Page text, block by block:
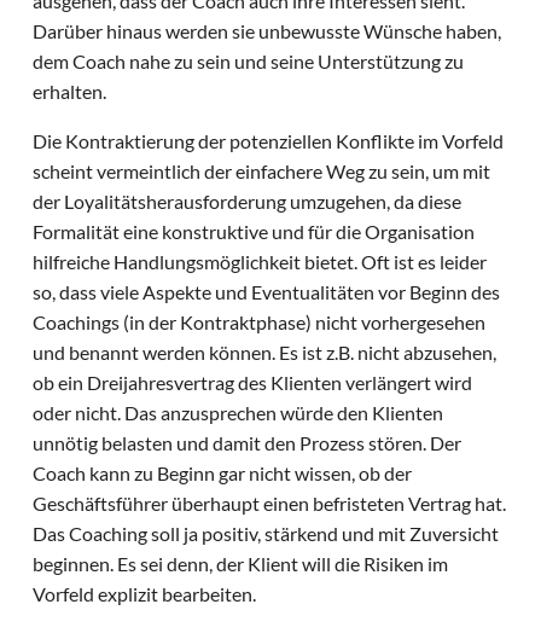
Darüber hinaus werden sie unbewusste Wünsche haben,
dem Coach nahe zu sein und seine Unterstützung zu
erhalten.
Die Kontraktierung der potenziellen Konflikte im Vorfeld
scheint vermeintlich der einfachere Weg zu sein, um mit
der Loyalitätsherausforderung umzugehen, da diese
Formalität eine konstruktive und für die Organisation
hilfreiche Handlungsmöglichkeit bietet. Oft ist es leider
so, dass viele Aspekte und Eventualitäten vor Beginn des
Coachings (in der Kontraktphase) nicht vorhergesehen
und benannt werden können. Es ist z.B. nicht abzusehen,
ob ein Dreijahresvertrag des Klienten verlängert wird
oder nicht. Das anzusprechen würde den Klienten
unnötig belasten und damit den Prozess stören. Der
Coach kann zu Beginn gar nicht wissen, ob der
Geschäftsführer überhaupt einen befristeten Vertrag hat.
Das Coaching soll ja positiv, stärkend und mit Zuversicht
beginnen. Es sei denn, der Klient will die Risiken im
Vorfeld explizit bearbeiten.